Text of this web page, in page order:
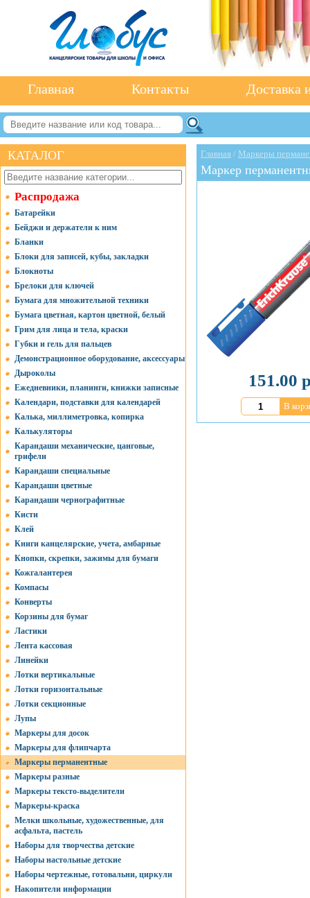
Главная Контакты Доставка
КАТАЛОГ
Распродажа
Батарейки
Бейджи и держатели к ним
Бланки
Блоки для записей, кубы, закладки
Блокноты
Брелоки для ключей
Бумага для множительной техники
Бумага цветная, картон цветной, белый
Грим для лица и тела, краски
Губки и гель для пальцев
Демонстрационное оборудование, аксессуары
Дыроколы
Ежедневники, планинги, книжки записные
Календари, подставки для календарей
Калька, миллиметровка, копирка
Калькуляторы
Карандаши механические, цанговые,
грифели
Карандаши специальные
Карандаши цветные
Карандаши чернографитные
Кисти
Клей
Книги канцелярские, учета, амбарные
Кнопки, скрепки, зажимы для бумаги
Кожгалантерея
Компасы
Конверты
Корзины для бумаг
Ластики
Лента кассовая
Линейки
Лотки вертикальные
Лотки горизонтальные
Лотки секционные
Лупы
Маркеры для досок
Маркеры для флипчарта
Маркеры перманентные
Маркеры разные
Маркеры тексто-выделители
Маркеры-краска
Мелки школьные, художественные, для
асфальта, пастель
Наборы для творчества детские
Наборы настольные детские
Наборы чертежные, готовальни, циркули
Накопители информации
Главная / Маркеры
Маркер
151.00
В